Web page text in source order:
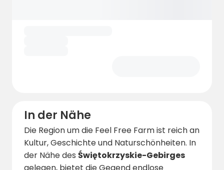
In der Nähe
Die Region um die Feel Free Farm ist reich an
Kultur, Geschichte und Naturschönheiten. In
der Nähe des Świętokrzyskie-Gebirges
gelegen, bietet die Gegend endlose